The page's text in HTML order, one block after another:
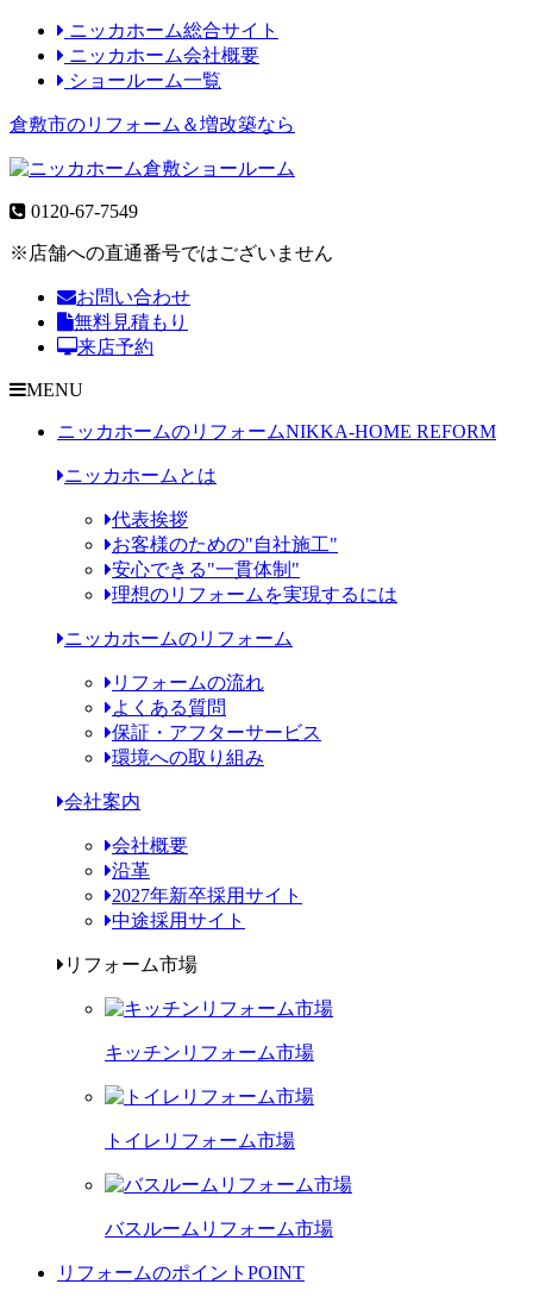
ニッカホーム総合サイト
ニッカホーム会社概要
ショールーム一覧
倉敷市のリフォーム＆増改築なら
0120-67-7549
※店舗への直通番号ではございません
お問い合わせ
無料見積もり
来店予約
MENU
ニッカホームのリフォームNIKKA-HOME REFORM
ニッカホームとは
代表挨拶
お客様のための"自社施工"
安心できる"一貫体制"
理想のリフォームを実現するには
ニッカホームのリフォーム
リフォームの流れ
よくある質問
保証・アフターサービス
環境への取り組み
会社案内
会社概要
沿革
2027年新卒採用サイト
中途採用サイト
リフォーム市場
キッチンリフォーム市場
トイレリフォーム市場
バスルームリフォーム市場
リフォームのポイント POINT